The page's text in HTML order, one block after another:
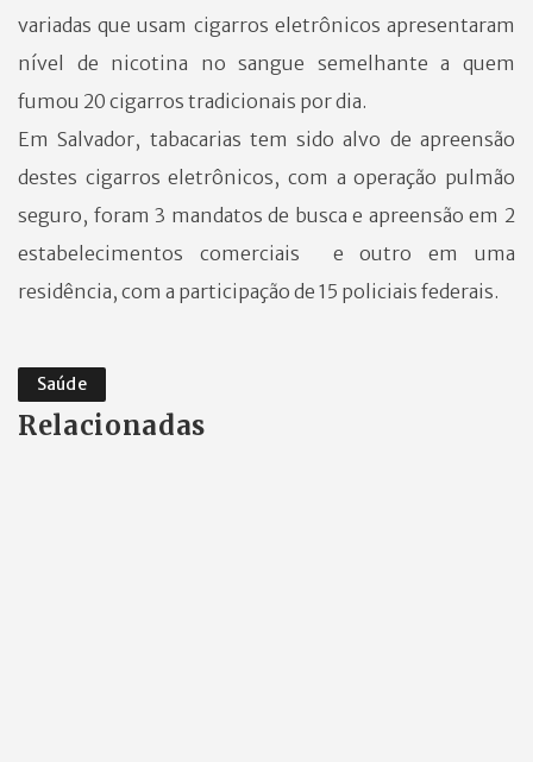
variadas que usam cigarros eletrônicos apresentaram
nível de nicotina no sangue semelhante a quem
fumou 20 cigarros tradicionais por dia.
Em Salvador, tabacarias tem sido alvo de apreensão
destes cigarros eletrônicos, com a operação pulmão
seguro, foram 3 mandatos de busca e apreensão em 2
estabelecimentos comerciais e outro em uma
residência, com a participação de 15 policiais federais.
Saúde
Relacionadas